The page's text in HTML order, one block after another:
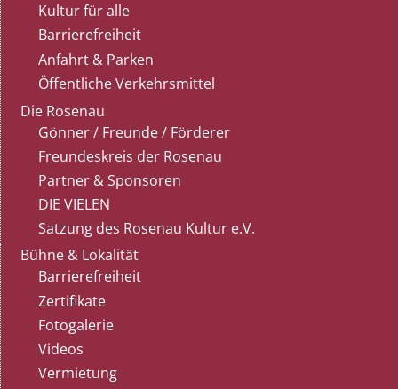
Kultur für alle
Barrierefreiheit
Anfahrt & Parken
Öffentliche Verkehrsmittel
Die Rosenau
Gönner / Freunde / Förderer
Freundeskreis der Rosenau
Partner & Sponsoren
DIE VIELEN
Satzung des Rosenau Kultur e.V.
Bühne & Lokalität
Barrierefreiheit
Zertifikate
Fotogalerie
Videos
Vermietung